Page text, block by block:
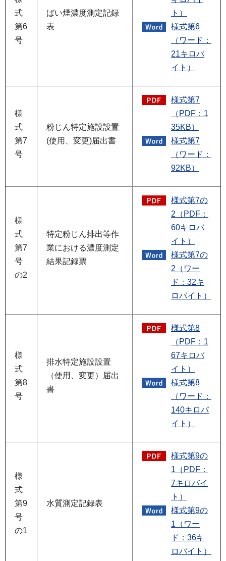
式
第6
号
ばい煙濃度測定記録
表
ト）
様式第6
（ワード：
21キロバ
イト）
様
式
第7
号
粉じん特定施設設置
(使用、変更)届出書
様式第7
（PDF：1
35KB）
様式第7
（ワード：
92KB）
様
式
第7
号
の2
特定粉じん排出等作
業における濃度測定
結果記録票
様式第7の
2（PDF：
60キロバ
イト）
様式第7の
2（ワー
ド：32キ
ロバイト）
様
式
第8
号
排水特定施設設置
（使用、変更）届出
書
様式第8
（PDF：1
67キロバ
イト）
様式第8
（ワード：
140キロバ
イト）
様
式
第9
号
の1
水質測定記録表
様式第9の
1（PDF：
7キロバイ
ト）
様式第9の
1（ワー
ド：36キ
ロバイト）